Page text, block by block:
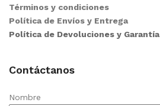
Términos y condiciones
Política de Envíos y Entrega
Política de Devoluciones y Garantía
Contáctanos
Nombre